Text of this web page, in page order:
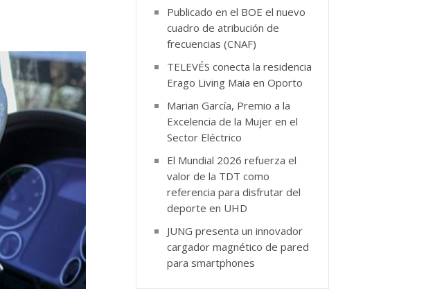
Publicado en el BOE el nuevo
cuadro de atribución de
frecuencias (CNAF)
TELEVÉS conecta la residencia
Erago Living Maia en Oporto
Marian García, Premio a la
Excelencia de la Mujer en el
Sector Eléctrico
El Mundial 2026 refuerza el
valor de la TDT como
referencia para disfrutar del
deporte en UHD
JUNG presenta un innovador
cargador magnético de pared
para smartphones